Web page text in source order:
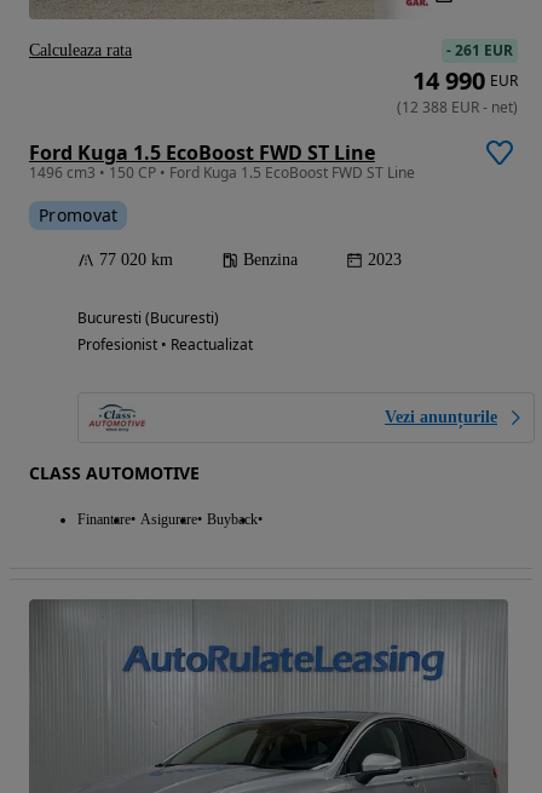
Ford Kuga 1.5 EcoBoost FWD ST Line
1496 cm3 • 150 CP • Ford Kuga 1.5 EcoBoost FWD ST Line
Promovat
77 020 km Benzina 2023
Bucuresti (Bucuresti)
Profesionist • Reactualizat
Vezi anunțurile
CLASS AUTOMOTIVE
Finantare Asigurare Buyback
-261 EUR
14 990 EUR
(12 388 EUR- net)
Calculeaza rata